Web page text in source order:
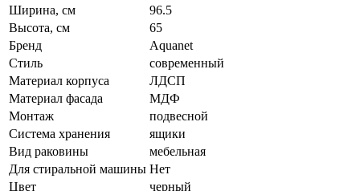
Ширина, см
96.5
Высота, см
65
Бренд
Aquanet
Стиль
современный
Материал корпуса
ЛДСП
Материал фасада
МДФ
Монтаж
подвесной
Система хранения
ящики
Вид раковины
мебельная
Для стиральной машины Нет
Цвет
черный